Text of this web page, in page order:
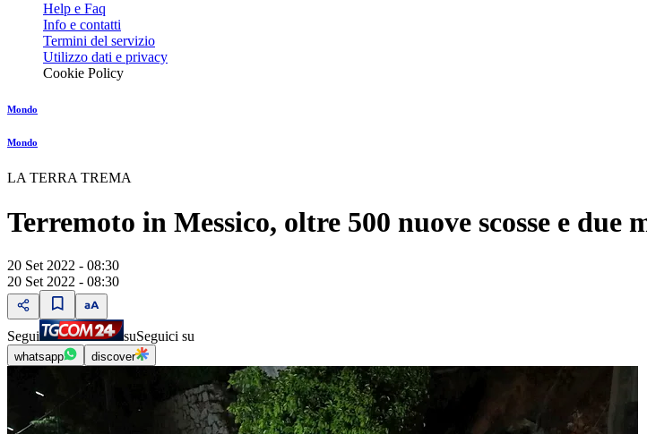
Help e Faq
Info e contatti
Termini del servizio
Utilizzo dati e privacy
Cookie Policy
Mondo
Mondo
LA TERRA TREMA
Terremoto in Messico, oltre 500 nuove scosse e due
20 Set 2022 - 08:30
20 Set 2022 - 08:30
Segui suSeguici su
whatsapp discover